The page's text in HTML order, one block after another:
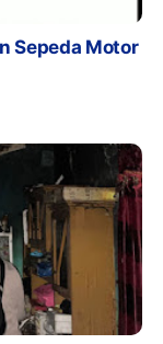
Sepeda Motor